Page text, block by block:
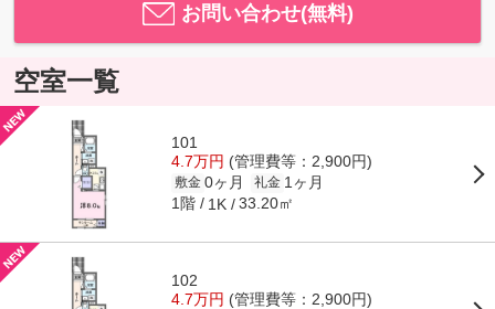
お問い合わせ(無料)
空室一覧
101
4.7万円 (管理費等：2,900円)
敷金 0ヶ月 礼金 1ヶ月
1階 1K 33.20㎡
102
4.7万円 (管理費等：2,900円)